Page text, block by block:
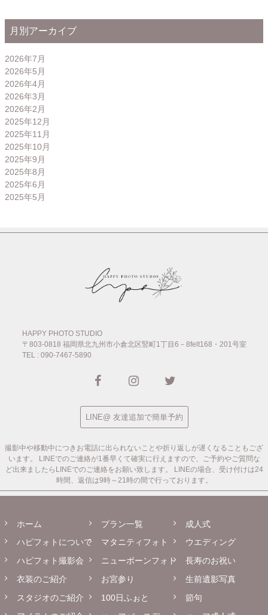
月別アーカイブ
2026年7月
2026年5月
2026年4月
2026年3月
2026年2月
2025年12月
2025年11月
2025年10月
2025年9月
2025年8月
2025年6月
2025年5月
HAPPY PHOTO STUDIO
〒803-0818 福岡県北九州市小倉北区竪町1丁目6－8felt168・201号室
TEL : 090-7467-5890
LINE@ 友達追加で簡単予約
撮影中や移動中につきお電話に出られないことや折り返しが遅くなることもござ
います。
LINEでのご連絡が1番早くて確実に行えますので、ご予約やご質問な
ど出来ましたらLINEでのご連絡をお願い致します。
LINEの場合、受け付けは24
時間、返信は9時～21時の間で行っております。
ホーム
ハピフォトについて
ハピフォト撮影会
衣装のご紹介
スタジオのご紹介
プラン一覧
マタニティフォト
ニューボーンフォト
お宮参り
100日ふぉと
成人式
ウエディング
長寿のお祝い
生前遺影写真
節句